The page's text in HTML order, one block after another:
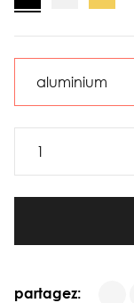
partagez: